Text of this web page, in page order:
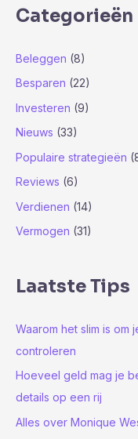
k
a
Categorieën
Beleggen (8)
Besparen (22)
Investeren (9)
Nieuws (33)
Populaire strategieën
Reviews (6)
Verdienen (14)
Vermogen (31)
Laatste Tips
Waarom het slim is
controleren
Hoeveel geld mag je
details op een rij
Alles over Monique